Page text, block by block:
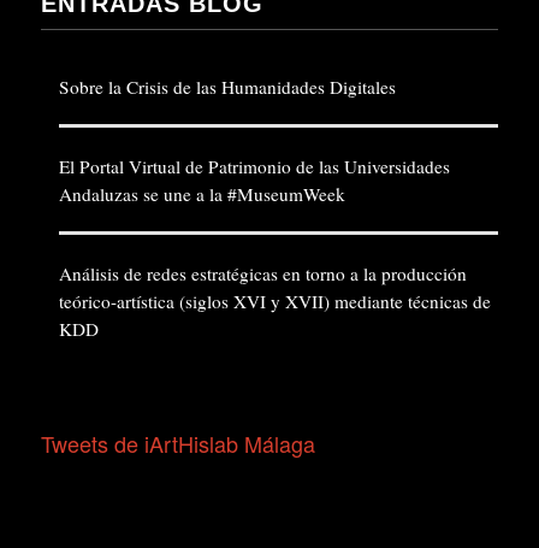
Sobre la Crisis de las Humanidades Digitales
El Portal Virtual de Patrimonio de las Universidades
Andaluzas se une a la #MuseumWeek
Análisis de redes estratégicas en torno a la producción
teórico-artística (siglos XVI y XVII) mediante técnicas de
KDD
Tweets de iArtHislab Málaga